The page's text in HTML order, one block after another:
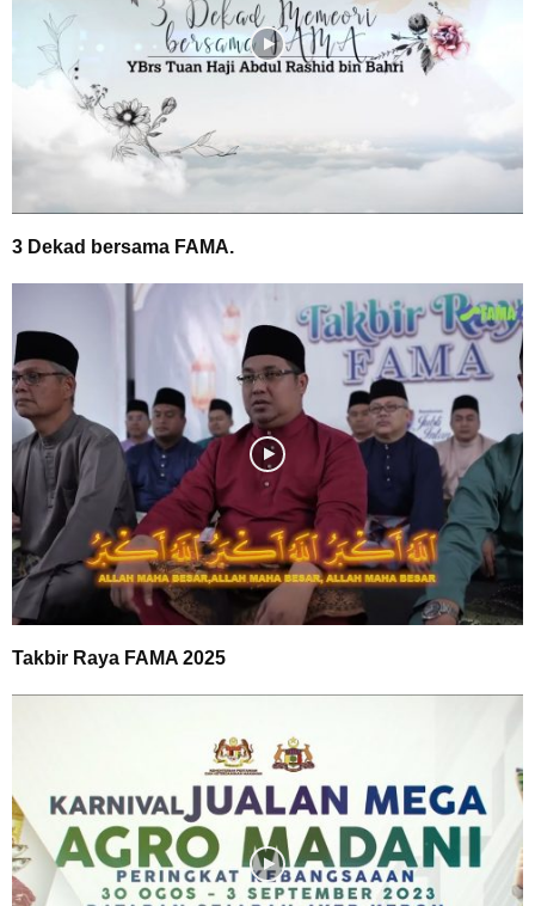
3 Dekad bersama FAMA.
Takbir Raya FAMA 2025